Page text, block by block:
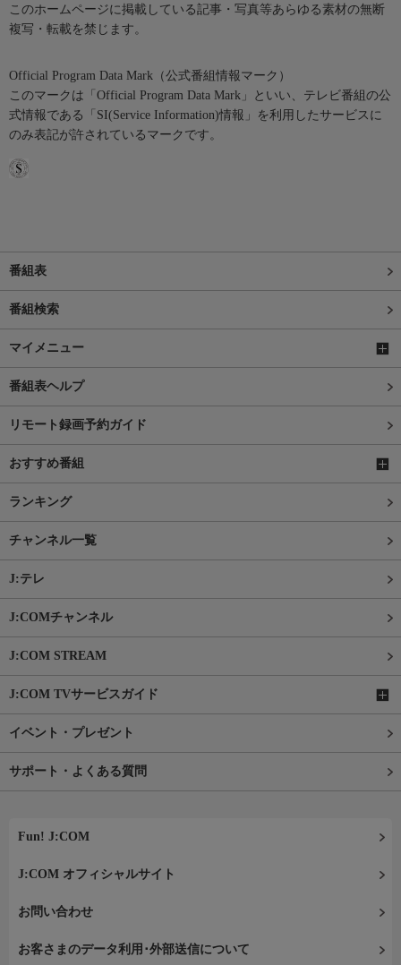
このホームページに掲載している記事・写真等あらゆる素材の無断
複写・転載を禁じます。
Official Program Data Mark（公式番組情報マーク）
このマークは「Official Program Data Mark」といい、テレビ番組の公
式情報である「SI(Service Information)情報」を利用したサービスに
のみ表記が許されているマークです。
番組表
番組検索
マイメニュー
番組表ヘルプ
リモート録画予約ガイド
おすすめ番組
ランキング
チャンネル一覧
J:テレ
J:COMチャンネル
J:COM STREAM
J:COM TVサービスガイド
イベント・プレゼント
サポート・よくある質問
Fun! J:COM
J:COM オフィシャルサイト
お問い合わせ
お客さまのデータ利用･外部送信について